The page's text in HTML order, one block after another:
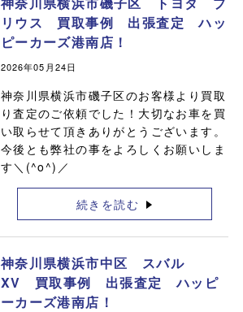
リウス 買取事例 出張査定 ハッ
ピーカーズ港南店！
2026年05月24日
神奈川県横浜市磯子区のお客様より買取
り査定のご依頼でした！大切なお車を買
い取らせて頂きありがとうございます。
今後とも弊社の事をよろしくお願いしま
す＼(^o^)／
続きを読む
神奈川県横浜市中区 スバル
XV 買取事例 出張査定 ハッピ
ーカーズ港南店！